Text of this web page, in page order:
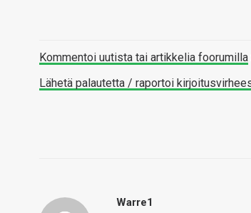
Kommentoi uutista tai artikkelia foorumilla
Lähetä palautetta / raportoi
Warre1